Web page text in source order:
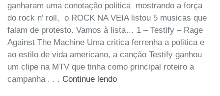
ganharam uma conotação politica mostrando a força
do rock n’ roll, o ROCK NA VEIA listou 5 musicas que
falam de protesto. Vamos à lista… 1 – Testify – Rage
Against The Machine Uma critica ferrenha a politica e
ao estilo de vida americano, a canção Testify ganhou
um clipe na MTV que tinha como principal roteiro a
campanha . . . Continue lendo